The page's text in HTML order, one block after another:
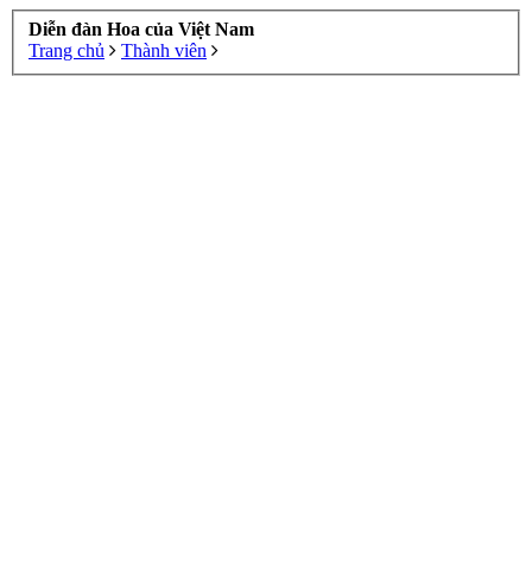
Diễn đàn Hoa của Việt Nam
Trang chủ
Thành viên